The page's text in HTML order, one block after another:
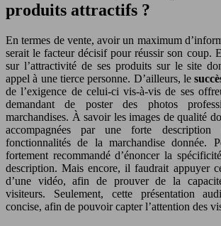
produits attractifs ?
En termes de vente, avoir un maximum
serait le facteur décisif pour réussir son coup.
sur l’attractivité de ses produits sur le site
appel à une tierce personne. D’ailleurs, le
de l’exigence de celui-ci vis-à-vis de ses
demandant de poster des photos
marchandises. À savoir les images de qualité
accompagnées par une forte description
fonctionnalités de la marchandise donnée.
fortement recommandé d’énoncer la
description. Mais encore, il faudrait appuyer
d’une vidéo, afin de prouver de la
visiteurs. Seulement, cette présentation
concise, afin de pouvoir capter l’attention des